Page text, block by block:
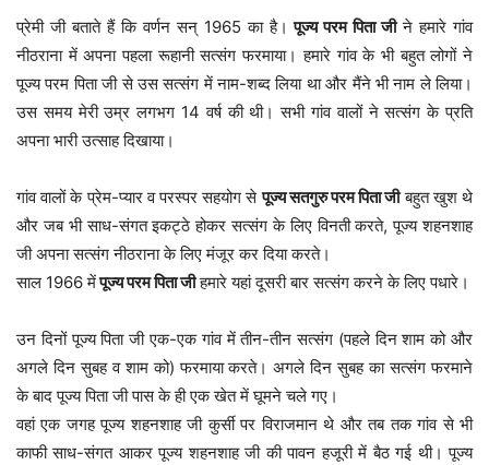
प्रेमी जी बताते हैं कि वर्णन सन् 1965 का है। पूज्य परम पिता जीने हमारे गांव
नीठराना में अपना पहला रूहानी सत्संग फरमाया। हमारे गांव के भी बहुत लोगों ने
पूज्य परम पिता जी से उस सत्संग में नाम-शब्द लिया था और मैंने भी नाम ले लिया।
उस समय मेरी उम्र लगभग 14 वर्ष की थी। सभी गांव वालों ने सत्संग के प्रति
अपना भारी उत्साह दिखाया।
गांव वालों के प्रेम-प्यार व परस्पर सहयोग सेपूज्य सतगुरु परम पिता जीबहुत खुश थे
और जब भी साध-संगत इकट्ठे होकर सत्संग के लिए विनती करते, पूज्य शहनशाह
जी अपना सत्संग नीठराना के लिए मंजूर कर दिया करते।
साल 1966 मेंपूज्य परम पिता जीहमारे यहां दूसरी बार सत्संग करने के लिए पधारे।
उन दिनों पूज्य पिता जी एक-एक गांव में तीन-तीन सत्संग (पहले दिन शाम को और
अगले दिन सुबह व शाम को) फरमाया करते। अगले दिन सुबह का सत्संग फरमाने
के बाद पूज्य पिता जी पास के ही एक खेत में घूमने चले गए।
वहां एक जगह पूज्य शहनशाह जी कुर्सी पर विराजमान थे और तब तक गांव से भी
काफी साध-संगत आकर पूज्य शहनशाह जी की पावन हजूरी में बैठ गई थी। पूज्य